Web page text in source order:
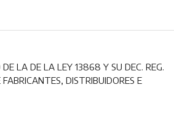
LA DE LA LEY 13868 Y SU DEC. REG.
DISTRIBUIDORES E